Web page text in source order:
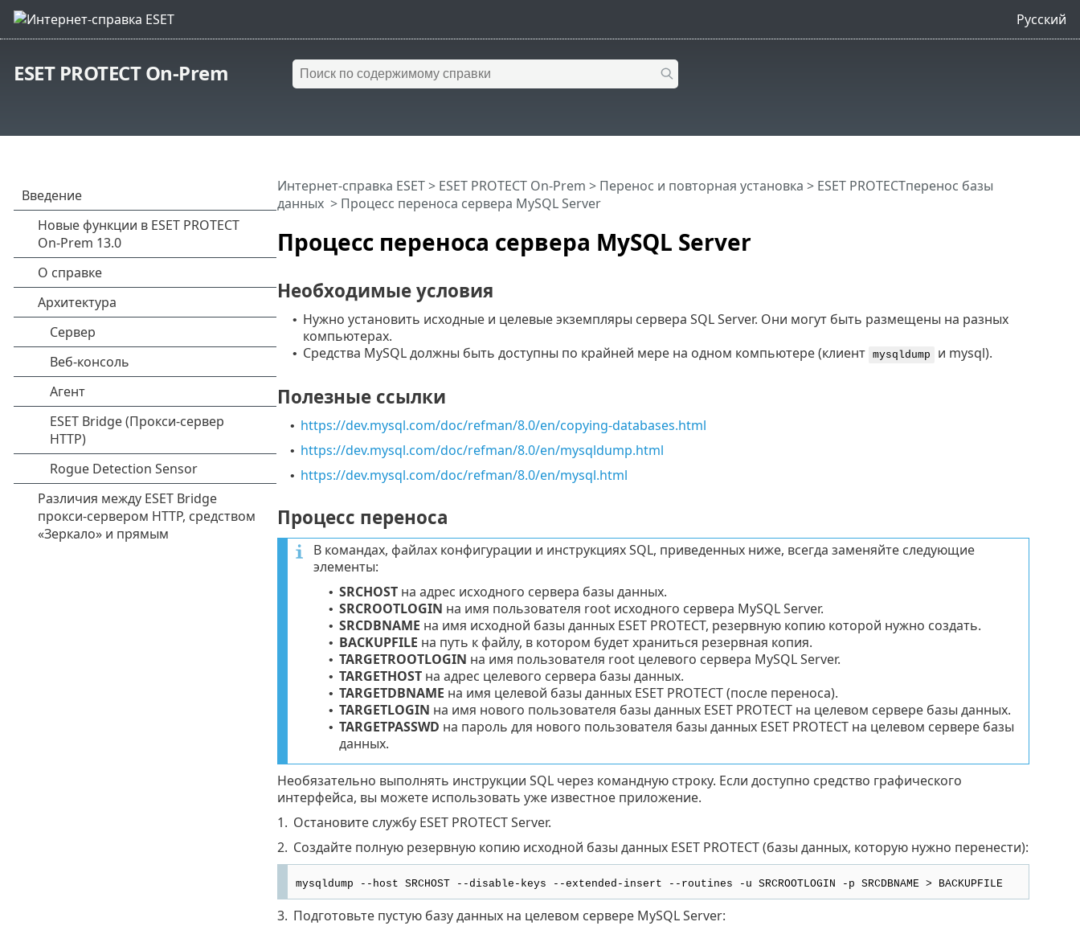
Русский
ESET PROTECT On-Prem
Процесс переноса сервера MySQL Server
Интернет-справка ESET> ESET PROTECT On-Prem > Перенос и повторная установка > ESET PROTECTперенос базы
данных > Процесс переноса сервера MySQL Server
Необходимые условия
• Нужно установить исходные и целевые экземпляры сервера SQL Server. Они могут быть размещены на разных
компьютерах.
• Средства MySQL должны быть доступны по крайней мере на одном компьютере (клиент mysqldump и mysql).
Полезные ссылки
• https://dev.mysql.com/doc/refman/8.0/en/copying-databases.html
• https://dev.mysql.com/doc/refman/8.0/en/mysqldump.html
• https://dev.mysql.com/doc/refman/8.0/en/mysql.html
Процесс переноса
В командах, файлах конфигурации и инструкциях SQL, приведенных ниже, всегда заменяйте следующие
элементы:
• SRCHOSTна адрес исходного сервера базы данных.
• SRCROOTLOGIN на имя пользователя root исходного сервера MySQL Server.
• SRCDBNAME на имя исходной базы данных ESET PROTECT, резервную копию которой нужно создать.
• BACKUPFILE на путь к файлу, в котором будет храниться резервная копия.
• TARGETROOTLOGIN на имя пользователя root целевого сервера MySQL Server.
• TARGETHOSTна адрес целевого сервера базы данных.
• TARGETDBNAME на имя целевой базы данных ESET PROTECT(после переноса).
• TARGETLOGIN на имя нового пользователя базы данных ESET PROTECTна целевом сервере базы данных.
• TARGETPASSWD на пароль для нового пользователя базы данных ESET PROTECT на целевом сервере базы
данных.
Необязательно выполнять инструкции SQL через командную строку. Если доступно средство графического
интерфейса, вы можете использовать уже известное приложение.
1. Остановите службу ESET PROTECT Server.
2. Создайте полную резервную копию исходной базы данных ESET PROTECT (базы данных, которую нужно перенести):
mysqldump --host SRCHOST --disable-keys --extended-insert --routines -u SRCROOTLOGIN -p SRCDBNAME > BACKUPFILE
3. Подготовьте пустую базу данных на целевом сервере MySQL Server: